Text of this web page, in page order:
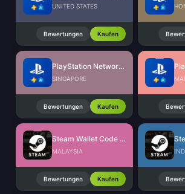
UNITED STATES
Bewertungen Kaufen
PlayStation Network Card (SG)
SINGAPORE
Bewertungen Kaufen
Steam Wallet Code (MYR)
MALAYSIA
Bewertungen Kaufen